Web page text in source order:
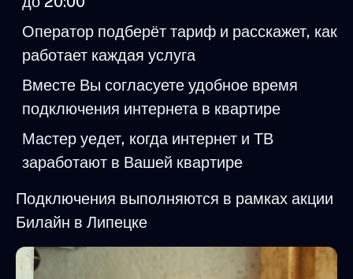
Оператор подберёт тариф и расскажет, как
работает каждая услуга
Вместе Вы согласуете удобное время
подключения интернета в квартире
Мастер уедет, когда интернет и ТВ
заработают в Вашей квартире
Подключения выполняются в рамках акции
Билайн в Липецке